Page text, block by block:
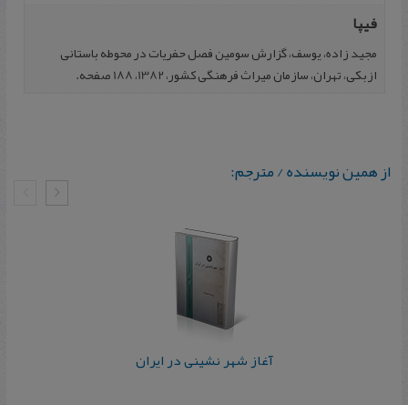
فیپا
مجید زاده، یوسف، گزارش سومین فصل حفریات در محوطه باستانی
ازبکی، تهران، سازمان میراث فرهنگی کشور، 1382، 188 صفحه.
از همین نویسنده / مترجم:
آغاز شهر نشینی در ایران